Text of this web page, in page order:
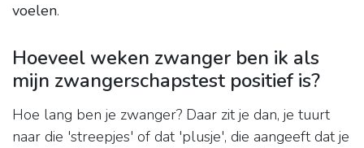
voelen.
Hoeveel weken zwanger ben ik als
mijn zwangerschapstest positief is?
Hoe lang ben je zwanger? Daar zit je dan, je tuurt
naar die 'streepjes' of dat 'plusje', die aangeeft dat je